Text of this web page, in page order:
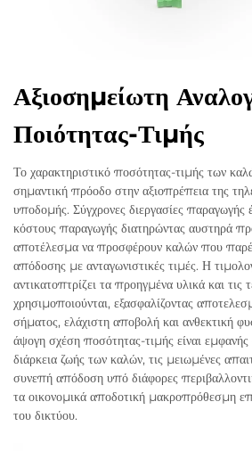
Αξιοσημείωτη
Ποιότητας-Τιμής
Το χαρακτηριστικό ποσότητας-τιμής των
σημαντική πρόοδο στην αξιοπρέπεια της
υποδομής. Σύγχρονες διεργασίες παραγωγής
κόστους παραγωγής διατηρώντας αυστηρά
αποτέλεσμα να προσφέρουν καλών που
απόδοσης με ανταγωνιστικές τιμές. Η
αντικατοπτρίζει τα προηγμένα υλικά και τις
χρησιμοποιούνται, εξασφαλίζοντας
σήματος, ελάχιστη αποβολή και ανθεκτική
άψογη σχέση ποσότητας-τιμής είναι
διάρκεια ζωής των καλών, τις μειωμένες
συνεπή απόδοση υπό διάφορες
τα οικονομικά αποδοτική μακροπρόθεσμη
του δικτύου.